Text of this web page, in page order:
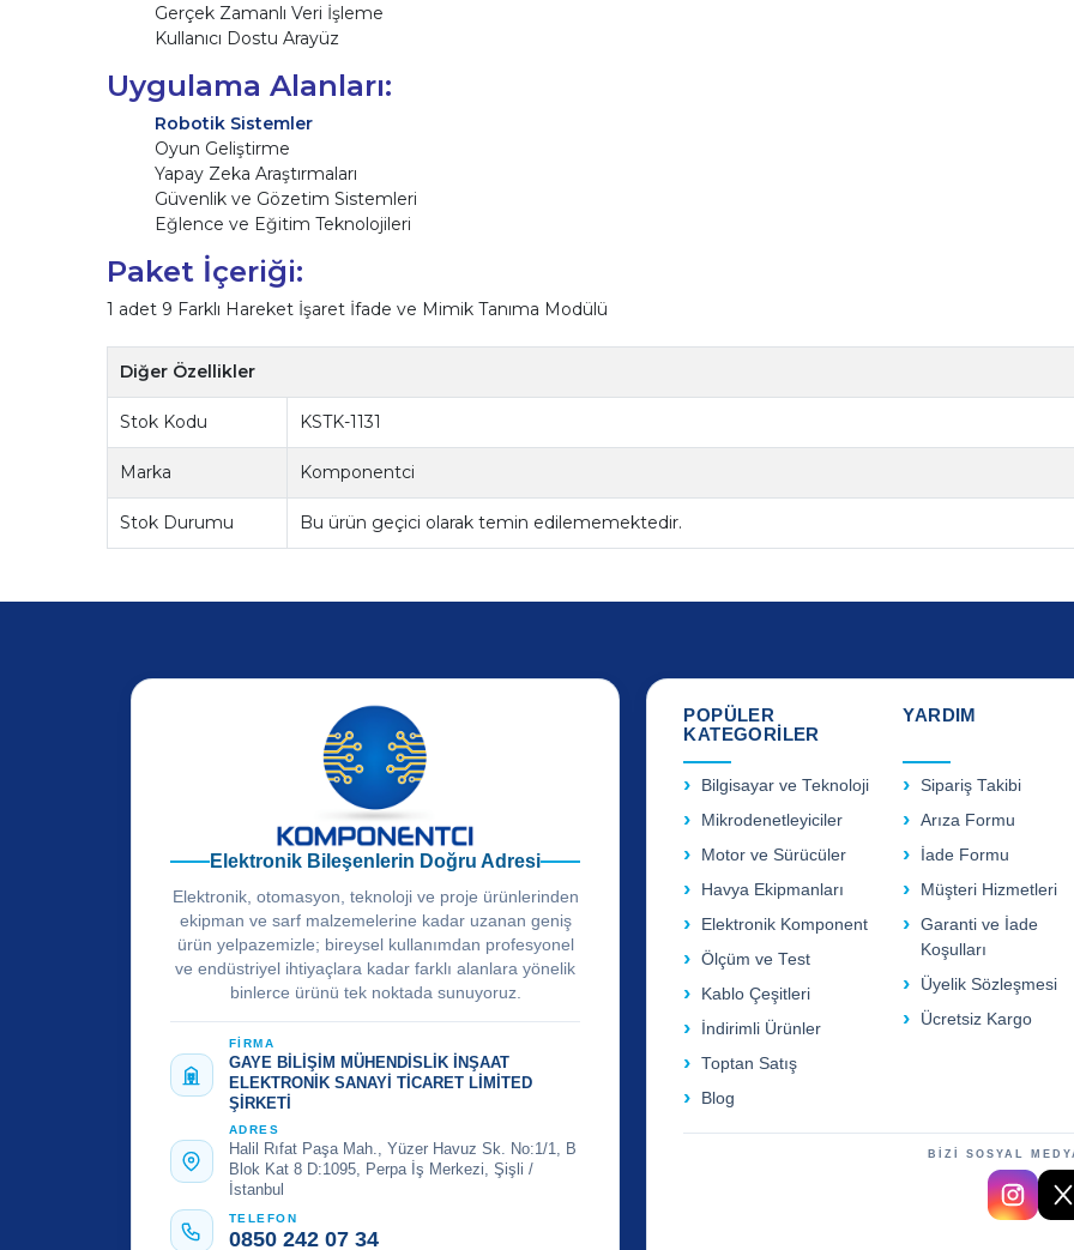
Gerçek Zamanlı Veri İşleme
Kullanıcı Dostu Arayüz
Uygulama Alanları:
Robotik Sistemler
Oyun Geliştirme
Yapay Zeka Araştırmaları
Güvenlik ve Gözetim Sistemleri
Eğlence ve Eğitim Teknolojileri
Paket İçeriği:
1 adet 9 Farklı Hareket İşaret İfade ve Mimik Tanıma Modülü
Diğer Özellikler
Stok Kodu KSTK-1131
Marka Komponentci
Stok Durumu Bu ürün geçici olarak temin edilememektedir.
Elektronik Bileşenlerin Doğru Adresi
Elektronik, otomasyon, teknoloji ve proje ürünlerinden
ekipman ve sarf malzemelerine kadar uzanan geniş
ürün yelpazemizle; bireysel kullanımdan profesyonel
ve endüstriyel ihtiyaçlara kadar farklı alanlara yönelik
binlerce ürünü tek noktada sunuyoruz.
FİRMA
GAYE BİLİŞİM MÜHENDİSLİK İNŞAAT
ELEKTRONİK SANAYİ TİCARET LİMİTED
ŞİRKETİ
ADRES
Halil Rıfat Paşa Mah., Yüzer Havuz Sk. No:1/1, B
Blok Kat 8 D:1095, Perpa İş Merkezi, Şişli /
İstanbul
TELEFON
0850 242 07 34
POPÜLER
KATEGORİLER
Bilgisayar ve Teknoloji
Mikrodenetleyiciler
Motor ve Sürücüler
Havya Ekipmanları
Elektronik Komponent
Ölçüm ve Test
Kablo Çeşitleri
İndirimli Ürünler
Toptan Satış
Blog
YARDIM
Sipariş Takibi
Arıza Formu
İade Formu
Müşteri Hizmetleri
Garanti ve İade
Koşulları
Üyelik Sözleşmesi
Ücretsiz Kargo
BİZİ SOSYAL